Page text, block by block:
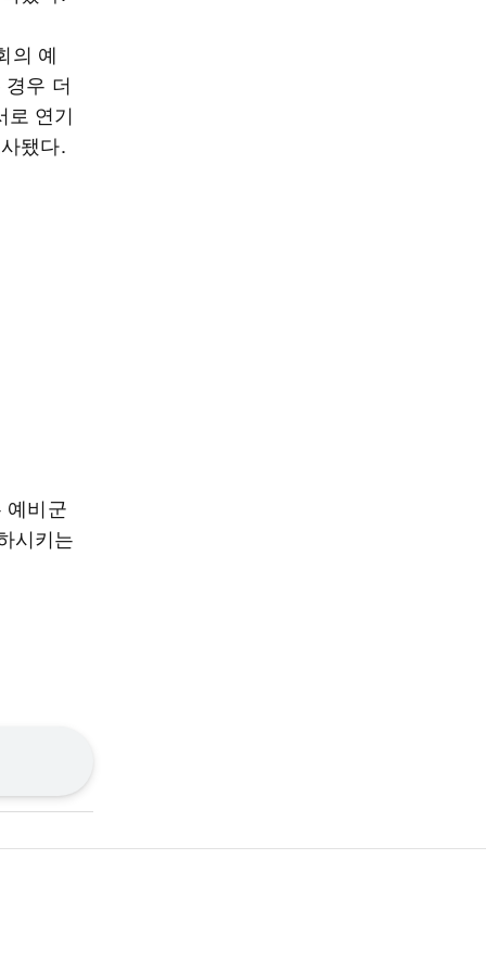
의 예
우 더
로 연기
됐다.
예비군
시키는